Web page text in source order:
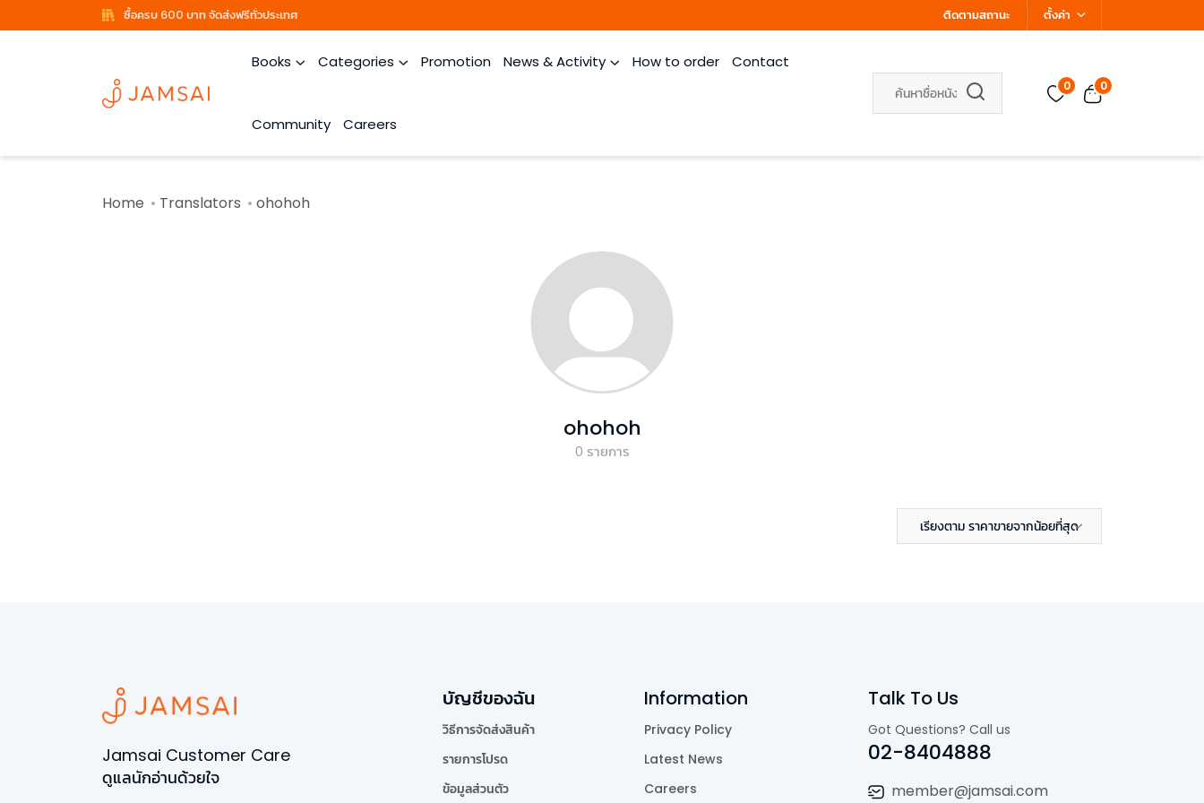
ซื้อครบ 600 บาท จัดส่งฟรีทั่วประเทศ ติดตามสถานะ ตั้งค่า
Books Categories Promotion News & Activity How to order Contact
Community Careers
0 0
Home Translators ohohoh
ohohoh
0 รายการ
เรียงตาม ราคาขายจากน้อยที่สุด
Jamsai Customer Care
ดูแลนักอ่านด้วยใจ
บัญชีของฉัน
วิธีการจัดส่งสินค้า
รายการโปรด
ข้อมูลส่วนตัว
Information
Privacy Policy
Latest News
Careers
Talk To Us
Got Questions? Call us
02-8404888
member@jamsai.com